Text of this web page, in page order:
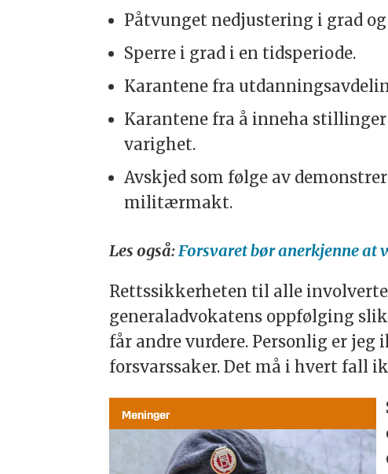
Påtvunget nedjustering i grad
Sperre i grad i en tidsperiode.
Karantene fra
Karantene fra å inneha
varighet.
Avskjed som følge av
militærmakt.
Les også: Forsvaret bør anerkjenne at
Rettssikkerheten til alle
generaladvokatens oppfølging
får andre vurdere. Personlig er
forsvarssaker. Det må i hvert fall
Meninger